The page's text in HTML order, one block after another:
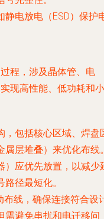
静电放电（ESD）保护
程，涉及晶体管、电
现高性能、低功耗和小
，包括核心区域、焊盘
属层堆叠）来优化布线
）应优先放置，以减少
径最短化。
布线，确保连接符合设
需避免串扰和电迁移问